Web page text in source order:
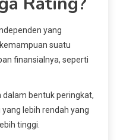
yang
suatu
finansialnya, seperti
dalam bentuk peringkat,
lebih rendah yang
tinggi.